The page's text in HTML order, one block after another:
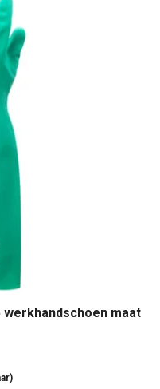
werkhandschoen maat